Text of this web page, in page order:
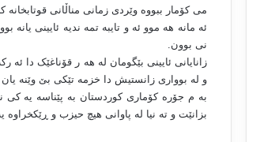
می کۆمار ببووه وێردی زمانی مناڵانی
ئه مانه هه موو ئه و تایبه تمه ندیه ئایینی
نی بوون.
زانایانی ئایینی بێگومان له هه ر قۆناغێک دا
و له بوواری زانستیش دا خزمه تێکی بێ وێنه
به م جۆره کۆماری کوردستان به پێناسه یه
بزانێت و ته نیا له پاوانی هیچ حیزب و